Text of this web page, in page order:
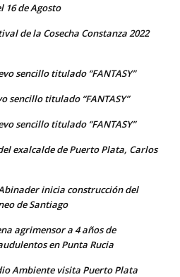
16 de Agosto
de la Cosecha Constanza 2022
sencillo titulado “FANTASY”
sencillo titulado “FANTASY”
sencillo titulado “FANTASY”
exalcalde de Puerto Plata, Carlos
inicia construcción del
de Santiago
agrimensor a 4 años de
en Punta Rucia
Ambiente visita Puerto Plata